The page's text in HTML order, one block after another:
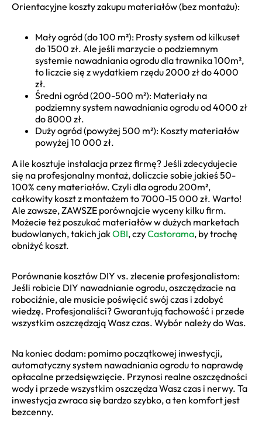
Orientacyjne koszty zakupu materiałów (bez montażu):
Mały ogród (do 100 m²): Prosty system od kilkuset
do 1500 zł. Ale jeśli marzycie o podziemnym
systemie nawadniania ogrodu dla trawnika 100m²,
to liczcie się z wydatkiem rzędu 2000 zł do 4000
zł.
Średni ogród (200-500 m²): Materiały na
podziemny system nawadniania ogrodu od 4000 zł
do 8000 zł.
Duży ogród (powyżej 500 m²): Koszty materiałów
powyżej 10 000 zł.
A ile kosztuje instalacja przez firmę? Jeśli zdecydujecie
się na profesjonalny montaż, doliczcie sobie jakieś 50-
100% ceny materiałów. Czyli dla ogrodu 200m²,
całkowity koszt z montażem to 7000-15 000 zł. Warto!
Ale zawsze, ZAWSZE porównajcie wyceny kilku firm.
Możecie też poszukać materiałów w dużych marketach
budowlanych, takich jakOBI, czyCastorama, by trochę
obniżyć koszt.
Porównanie kosztów DIY vs. zlecenie profesjonalistom:
Jeśli robicie DIY nawadnianie ogrodu, oszczędzacie na
robociźnie, ale musicie poświęcić swój czas i zdobyć
wiedzę. Profesjonaliści? Gwarantują fachowość i przede
wszystkim oszczędzają Wasz czas. Wybór należy do Was.
Na koniec dodam: pomimo początkowej inwestycji,
automatyczny system nawadniania ogrodu to naprawdę
opłacalne przedsięwzięcie. Przynosi realne oszczędności
wody i przede wszystkim oszczędza Wasz czas i nerwy. Ta
inwestycja zwraca się bardzo szybko, a ten komfort jest
bezcenny.